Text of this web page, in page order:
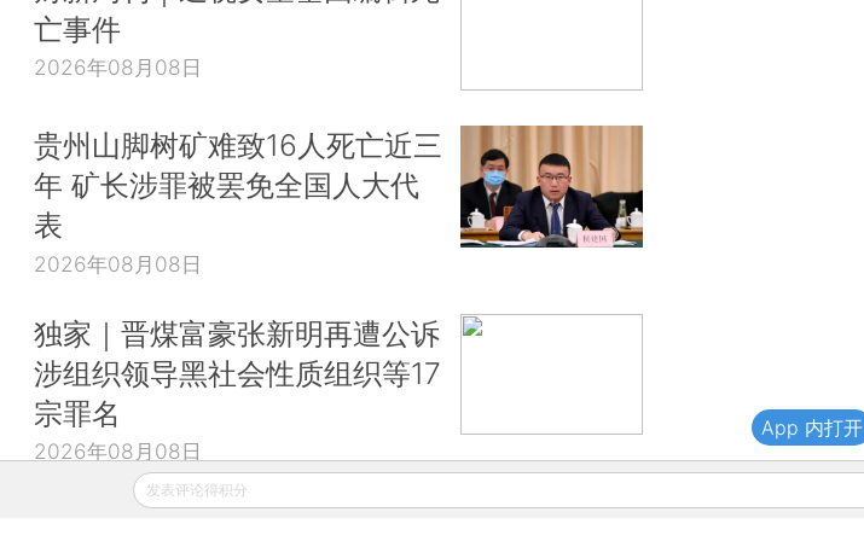
亡事件
2026年08月08日
贵州山脚树矿难致16人死亡近三
年 矿长涉罪被罢免全国人大代
表
2026年08月08日
独家｜晋煤富豪张新明再遭公诉
涉组织领导黑社会性质组织等17
宗罪名
2026年08月08日
发表评论得积分
App 内打开